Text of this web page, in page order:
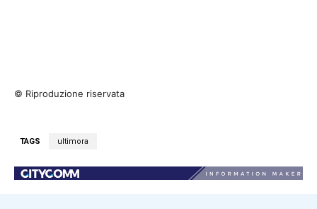
© Riproduzione riservata
TAGS ultimora